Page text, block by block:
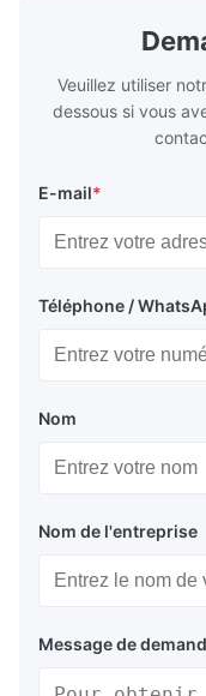
Veuillez utiliser
dessous si vous
E-mail*
Téléphone /
Nom
Nom de l'entreprise
Message de